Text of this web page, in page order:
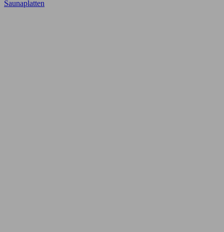
Saunaplatten